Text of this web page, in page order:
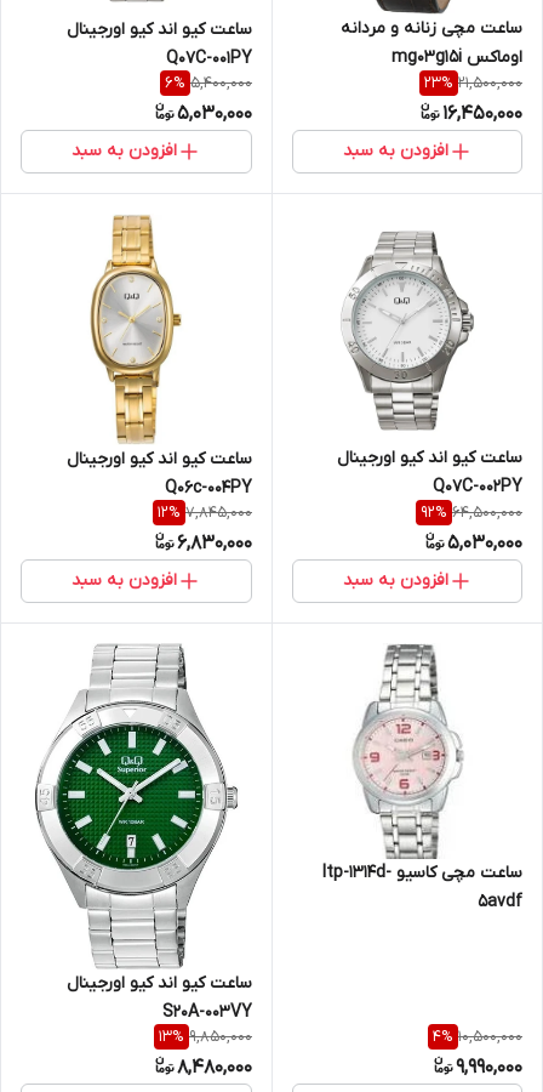
ساعت مچی زنانه و مردانه
اوماکس mg03g15i
21,500,000
23%
16,450,000
افزودن به سبد
ساعت کیو اند کیو اورجینال
Q07C-001PY
5,400,000
6%
5,030,000
افزودن به سبد
ساعت کیو اند کیو اورجینال
Q07C-002PY
64,500,000
92%
5,030,000
افزودن به سبد
ساعت کیو اند کیو اورجینال
Q06c-004PY
7,845,000
12%
6,830,000
افزودن به سبد
ساعت مچی کاسیو ltp-1314d-
5avdf
10,500,000
4%
9,990,000
ساعت کیو اند کیو اورجینال
S20A-003VY
9,850,000
13%
8,480,000